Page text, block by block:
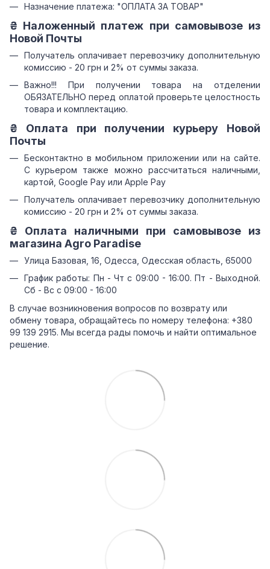
Назначение платежа: "ОПЛАТА ЗА ТОВАР"
₴ Наложенный платеж при самовывозе из
Новой Почты
Получатель оплачивает перевозчику дополнительную
комиссию - 20 грн и 2% от суммы заказа.
Важно!!! При получении товара на отделении
ОБЯЗАТЕЛЬНО перед оплатой проверьте целостность
товара и комплектацию.
₴ Оплата при получении курьеру Новой
Почты
Бесконтактно в мобильном приложении или на сайте.
С курьером также можно рассчитаться наличными,
картой, Google Pay или Apple Pay
Получатель оплачивает перевозчику дополнительную
комиссию - 20 грн и 2% от суммы заказа.
₴ Оплата наличными при самовывозе из
магазина Agro Paradise
Улица Базовая, 16, Одесса, Одесская область, 65000
График работы: Пн - Чт с 09:00 - 16:00. Пт - Выходной.
Сб - Вс с 09:00 - 16:00
В случае возникновения вопросов по возврату или
обмену товара, обращайтесь по номеру телефона: +380
99 139 2915. Мы всегда рады помочь и найти оптимальное
решение.